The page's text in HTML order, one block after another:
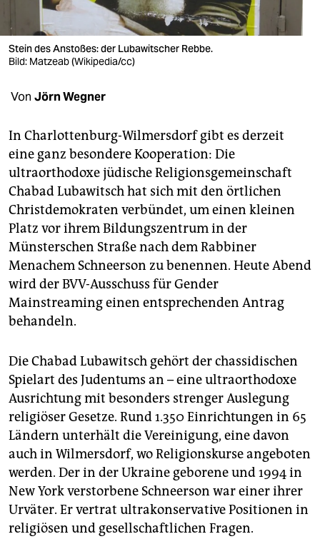
verlag
veranstaltungen
fragen & hilfe
unterstützen
abo
genossenschaft
epaper login
Stein des Anstoßes: der Lubawitscher Rebbe.
Bild: Matzeab (Wikipedia/cc)
Von Jörn Wegner
In Charlottenburg-Wilmersdorf gibt es derzeit
eine ganz besondere Kooperation: Die
ultraorthodoxe jüdische Religionsgemeinschaft
Chabad Lubawitsch hat sich mit den örtlichen
Christdemokraten verbündet, um einen kleinen
Platz vor ihrem Bildungszentrum in der
Münsterschen Straße nach dem Rabbiner
Menachem Schneerson zu benennen. Heute Abend
wird der BVV-Ausschuss für Gender
Mainstreaming einen entsprechenden Antrag
behandeln.
Die Chabad Lubawitsch gehört der chassidischen
Spielart des Judentums an – eine ultraorthodoxe
Ausrichtung mit besonders strenger Auslegung
religiöser Gesetze. Rund 1.350 Einrichtungen in 65
Ländern unterhält die Vereinigung, eine davon
auch in Wilmersdorf, wo Religionskurse angeboten
werden. Der in der Ukraine geborene und 1994 in
New York verstorbene Schneerson war einer ihrer
Urväter. Er vertrat ultrakonservative Positionen in
religiösen und gesellschaftlichen Fragen.